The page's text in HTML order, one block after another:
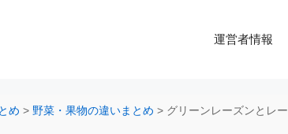
運営者情報
め > 野菜・果物の違いまとめ > グリーンレーズンとレー